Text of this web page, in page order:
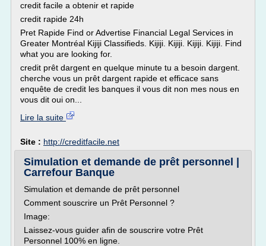
credit facile a obtenir et rapide
credit rapide 24h
Pret Rapide Find or Advertise Financial Legal Services in
Greater Montréal Kijiji Classifieds. Kijiji. Kijiji. Kijiji. Kijiji. Find
what you are looking for.
credit prêt dargent en quelque minute tu a besoin dargent.
cherche vous un prêt dargent rapide et efficace sans
enquête de credit les banques il vous dit non mes nous en
vous dit oui on...
Lire la suite
Site : http://creditfacile.net
Simulation et demande de prêt personnel |
Carrefour Banque
Simulation et demande de prêt personnel
Comment souscrire un Prêt Personnel ?
Image:
Laissez-vous guider afin de souscrire votre Prêt
Personnel 100% en ligne.